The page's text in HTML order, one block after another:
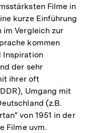
Filme in
kurze Einführung
im Vergleich zur
kommen
Inspiration
der sehr
ihrer oft
Umgang mit
(z.B.
von 1951 in der
Filme uvm.